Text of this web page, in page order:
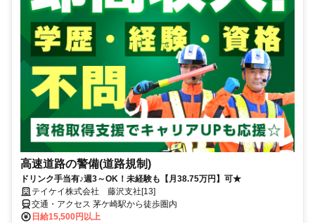
高速道路の警備(道路規制)
ドリンク手当有♪週3～OK！未経験も【月38.75万円】可★
テイケイ株式会社 藤沢支社[13]
交通・アクセス 茅ケ崎駅から徒歩圏内
日給15,500円以上